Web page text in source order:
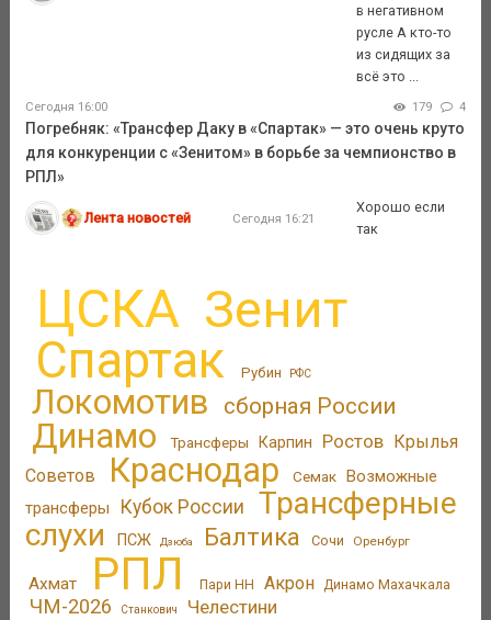
в негативном
русле А кто-то
из сидящих за
всё это ...
Сегодня 16:00 179 4
Погребняк: «Трансфер Даку в «Спартак» — это очень круто
для конкуренции с «Зенитом» в борьбе за чемпионство в
РПЛ»
Лента новостей Сегодня 16:21
Хорошо если
так
ЦСКА Зенит
Спартак Рубин РФС
Локомотив сборная России
Динамо Трансферы Карпин Ростов Крылья
Советов
Краснодар Семак Возможные
трансферы
Кубок России
Трансферные
слухи
ПСЖ Дзюба Балтика Сочи Оренбург
Ахмат РПЛ Пари НН Акрон Динамо Махачкала
ЧМ-2026 Станкович Челестини